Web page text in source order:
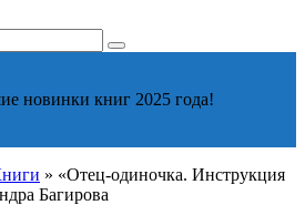
новинки книг 2025 года!
» «Отец-одиночка. Инструкция
Багирова